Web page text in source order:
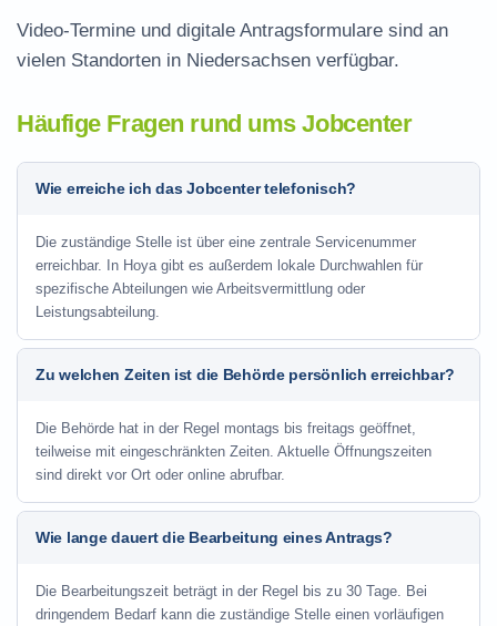
Video-Termine und digitale Antragsformulare sind an
vielen Standorten in Niedersachsen verfügbar.
Häufige Fragen rund ums Jobcenter
Wie erreiche ich das Jobcenter telefonisch?
Die zuständige Stelle ist über eine zentrale Servicenummer
erreichbar. In Hoya gibt es außerdem lokale Durchwahlen für
spezifische Abteilungen wie Arbeitsvermittlung oder
Leistungsabteilung.
Zu welchen Zeiten ist die Behörde persönlich erreichbar?
Die Behörde hat in der Regel montags bis freitags geöffnet,
teilweise mit eingeschränkten Zeiten. Aktuelle Öffnungszeiten
sind direkt vor Ort oder online abrufbar.
Wie lange dauert die Bearbeitung eines Antrags?
Die Bearbeitungszeit beträgt in der Regel bis zu 30 Tage. Bei
dringendem Bedarf kann die zuständige Stelle einen vorläufigen